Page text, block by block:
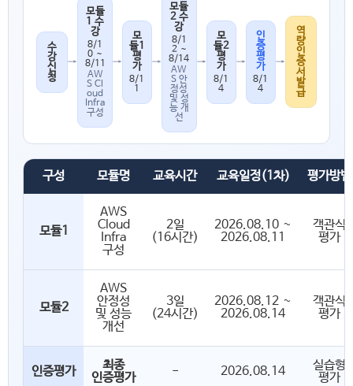
수
강
신
청
→
모듈
1 수
강
8/1
0 ~
8/11
AW
S Cl
oud
Infra
구성
→
모
듈1
평
가
8/1
1
→
모듈
2 수
강
8/1
2 ~
8/14
AW
S 안
정성
및 성
능 개
선
→
모
듈2
평
가
8/1
4
→
인
증
평
가
8/1
4
→
역
량
인
증
서
발
급
구성 모듈명 교육시간 교육일정(1차) 평가방법
모듈1
AWS
Cloud
Infra
구성
2일
(16시간)
2026.08.10 ~
2026.08.11
객관식
평가
모듈2
AWS
안정성
및 성능
개선
3일
(24시간)
2026.08.12 ~
2026.08.14
객관식
평가
인증평가
최종
인증평가
- 2026.08.14
실습형
평가